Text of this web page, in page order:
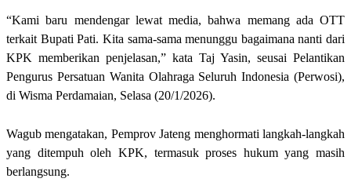
“Kami baru mendengar lewat media, bahwa memang ada OTT
terkait Bupati Pati. Kita sama-sama menunggu bagaimana nanti dari
KPK memberikan penjelasan,” kata Taj Yasin, seusai Pelantikan
Pengurus Persatuan Wanita Olahraga Seluruh Indonesia (Perwosi),
di Wisma Perdamaian, Selasa (20/1/2026).
Wagub mengatakan, Pemprov Jateng menghormati langkah-langkah
yang ditempuh oleh KPK, termasuk proses hukum yang masih
berlangsung.